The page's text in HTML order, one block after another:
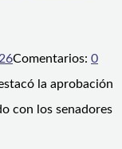
Comentarios: 0
la aprobación
con los senadores